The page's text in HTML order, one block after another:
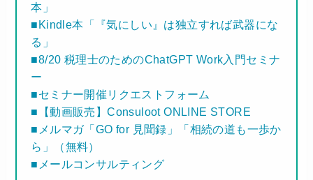
本」
■Kindle本「『気にしい』は独立すれば武器にな
る」
■8/20 税理士のためのChatGPT Work入門セミナ
ー
■セミナー開催リクエストフォーム
■【動画販売】Consuloot ONLINE STORE
■メルマガ「GO for 見聞録」「相続の道も一歩か
ら」（無料）
■メールコンサルティング